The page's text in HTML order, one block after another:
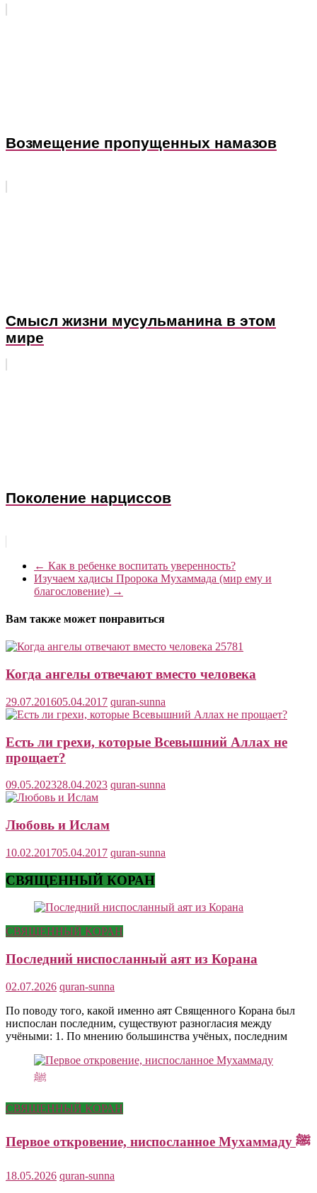
Возмещение пропущенных намазов
Смысл жизни мусульманина в этом
мире
Поколение нарциссов
← Как в ребенке воспитать уверенность?
Изучаем хадисы Пророка Мухаммада (мир ему и
благословение) →
Вам также может понравиться
Когда ангелы отвечают вместо человека
29.07.201605.04.2017 quran-sunna
Есть ли грехи, которые Всевышний Аллах не
прощает?
09.05.202328.04.2023 quran-sunna
Любовь и Ислам
10.02.201705.04.2017 quran-sunna
СВЯЩЕННЫЙ КОРАН
СВЯЩЕННЫЙ КОРАН
Последний ниспосланный аят из Корана
02.07.2026 quran-sunna
По поводу того, какой именно аят Священного Корана был
ниспослан последним, существуют разногласия между
учёными: 1. По мнению большинства учёных, последним
СВЯЩЕННЫЙ КОРАН
Первое откровение, ниспосланное Мухаммаду ﷺ
18.05.2026 quran-sunna